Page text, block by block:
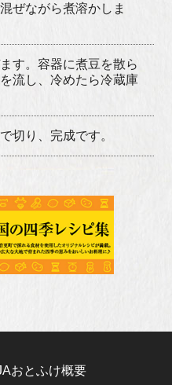
ぜながら煮溶かしま
す。容器に煮豆を散ら
流し、冷めたら冷蔵庫
切り、完成です。
おとふけ概要